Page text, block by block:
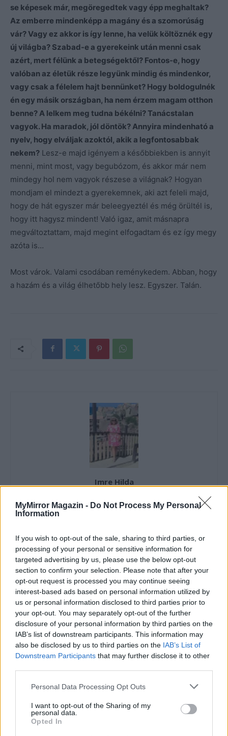
MyMirror Magazin - Do Not Process My Personal
Information
If you wish to opt-out of the sale, sharing to third parties, or
processing of your personal or sensitive information for
targeted advertising by us, please use the below opt-out
section to confirm your selection. Please note that after your
opt-out request is processed you may continue seeing
interest-based ads based on personal information utilized by
us or personal information disclosed to third parties prior to
your opt-out. You may separately opt-out of the further
disclosure of your personal information by third parties on the
IAB’s list of downstream participants. This information may
also be disclosed by us to third parties on the IAB’s List of
Downstream Participants that may further disclose it to other
Personal Data Processing Opt Outs
I want to opt-out of the Sharing of my
personal data.
Opted In
se képesek már, megöregedtek vagy épp meghaltak?
Az emberre mindenképp a magány és a szomorúság
vár? Vagy ez akkor is így lenne, ha velük költöznék egy
új világba? Szabad-e a gyerekeink után menni csak
azért, mert félünk a betegségektől? Fontos-e, hogy
valóban az életük része legyünk mindig és mindenkor,
vagy csak a félelem hajt bennünket? Hogy boldogulnék
én egy másik országban, ha nem érzem magam otthon
benne? A lelkem meg tudna békélni? Tanácstalan
vagyok. Ha maradok, jól döntök? Annyira mindenható a
nyelv, hogy elváljak azoktól, akik a legfontosabbak
nekem? Lesz-e majd igényem a későbbiekben is annyit
menni, mint most, vagy begubózom, és akkor már nem
mindegy hol nem vagyok részese a világnak? Hogyan
mondjam el mindezt a gyerekemnek, aki azt feleli majd,
hogy de hát egyszer már beleegyeztél és még örültél is,
hogy itt hagysz mindent! Való igaz, amit másnapra
megváltoztattam, majd megint elfogadtam és ez így megy
azóta is…
Most várok. Valami csodában reménykedem. Abban, hogy
a hazám és a világ élhetőbb hely lesz. Egyszer. Talán.
Imre Hilda
szabadidőmben írok. Szeretek belesni a hétköznapok függönye
mögé és közben keresem az embert, a nőt a jól legyártott álarcok
cikkeket és apró vicces történeteket.
KAPCSOLÓDÓ CIKKEK TÖBB A SZERZŐTŐL
Minka 14. rész
Minka 13. rész
Halál a Tresco-szigeten – A Josh